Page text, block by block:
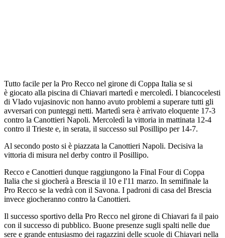
Tutto facile per la Pro Recco nel girone di Coppa Italia se si
è giocato alla piscina di Chiavari martedì e mercoledì. I biancocelesti
di Vlado vujasinovic non hanno avuto problemi a superare tutti gli
avversari con punteggi netti. Martedì sera è arrivato eloquente 17-3
contro la Canottieri Napoli. Mercoledì la vittoria in mattinata 12-4
contro il Trieste e, in serata, il successo sul Posillipo per 14-7.
Al secondo posto si è piazzata la Canottieri Napoli. Decisiva la
vittoria di misura nel derby contro il Posillipo.
Recco e Canottieri dunque raggiungono la Final Four di Coppa
Italia che si giocherà a Brescia il 10 e l'11 marzo. In semifinale la
Pro Recco se la vedrà con il Savona. I padroni di casa del Brescia
invece giocheranno contro la Canottieri.
Il successo sportivo della Pro Recco nel girone di Chiavari fa il paio
con il successo di pubblico. Buone presenze sugli spalti nelle due
sere e grande entusiasmo dei ragazzini delle scuole di Chiavari nella